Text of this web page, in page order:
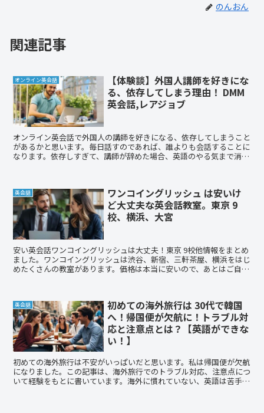
のんおん
関連記事
オンライン英会話
【体験談】外国人講師を好きにな
る、依存してしまう理由！ DMM
英会話,レアジョブ
オンライン英会話で外国人の講師を好きになる、依存してしまうこと
があるかと思います。毎日話すのであれば、誰よりも会話することに
なります。依存しすぎて、講師が辞めた場合、英語のやる気まで消え
英会話
ワンコイングリッシュ は安いけ
ど大丈夫な英会話教室。東京 9
校、横浜、大宮
安い英会話ワンコイングリッシュは大丈夫！東京 9校他情報をまとめ
ました。ワンコイングリッシュは渋谷、新宿、三軒茶屋、横浜をはじ
めたくさんの教室があります。価格は本当に安いので、あとはご自身
英会話
初めての海外旅行は 30代で韓国
へ！帰国便が欠航に！トラブル対
応と注意点とは？【英語ができな
い！】
初めての海外旅行は不安がいっぱいだと思います。私は帰国便が欠航
になりました。この記事は、海外旅行でのトラブル対応、注意点につ
いて経験をもとに書いています。海外に慣れていない、英語は苦手な